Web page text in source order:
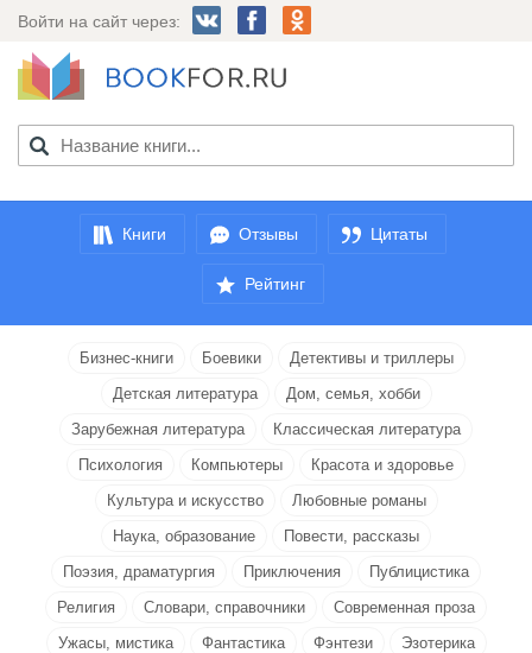
Войти на сайт через:
Книги Отзывы Цитаты
Рейтинг
Бизнес-книги Боевики
Детективы и триллеры
Детская литература
Дом, семья, хобби
Зарубежная литература
Классическая литература
Психология
Компьютеры
Красота и здоровье
Культура и искусство
Любовные романы
Наука, образование
Повести, рассказы
Поэзия, драматургия
Приключения
Публицистика
Религия
Словари, справочники
Современная проза
Ужасы, мистика
Фантастика Фэнтези
Эзотерика